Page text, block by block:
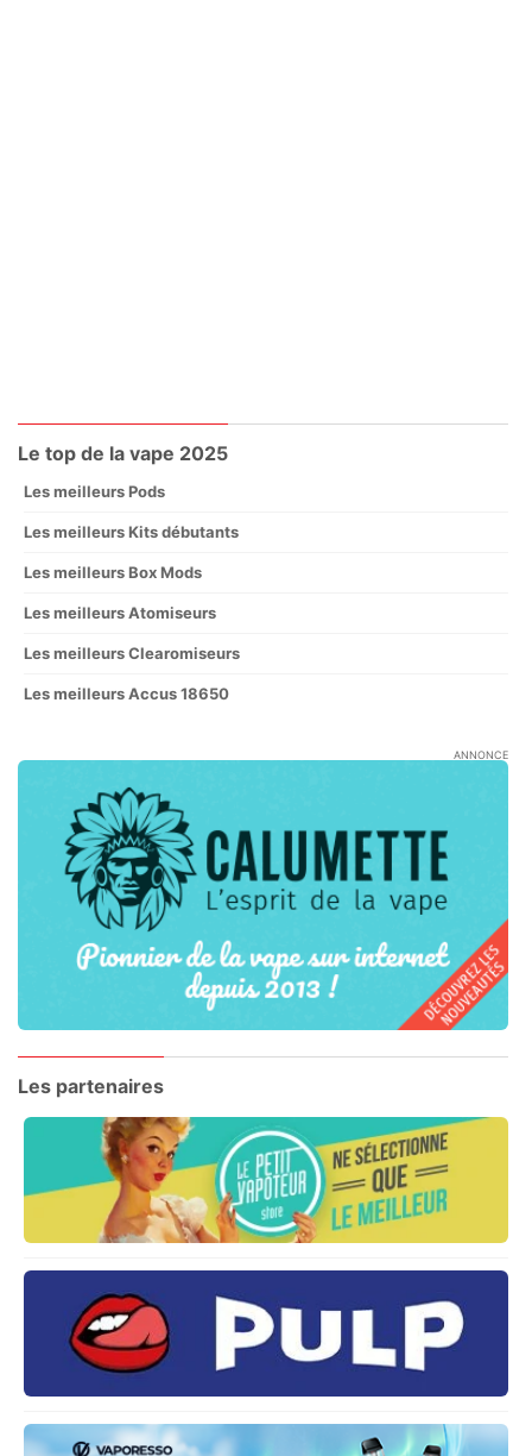
Le top de la vape 2025
Les meilleurs Pods
Les meilleurs Kits débutants
Les meilleurs Box Mods
Les meilleurs Atomiseurs
Les meilleurs Clearomiseurs
Les meilleurs Accus 18650
ANNONCE
Les partenaires